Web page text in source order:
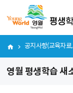
영월 평생학습 새
공지사항(교육자